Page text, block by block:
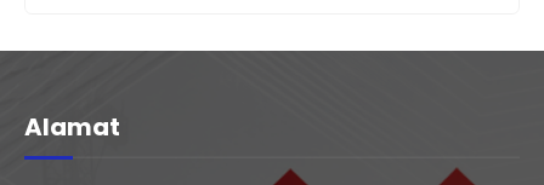
Alamat